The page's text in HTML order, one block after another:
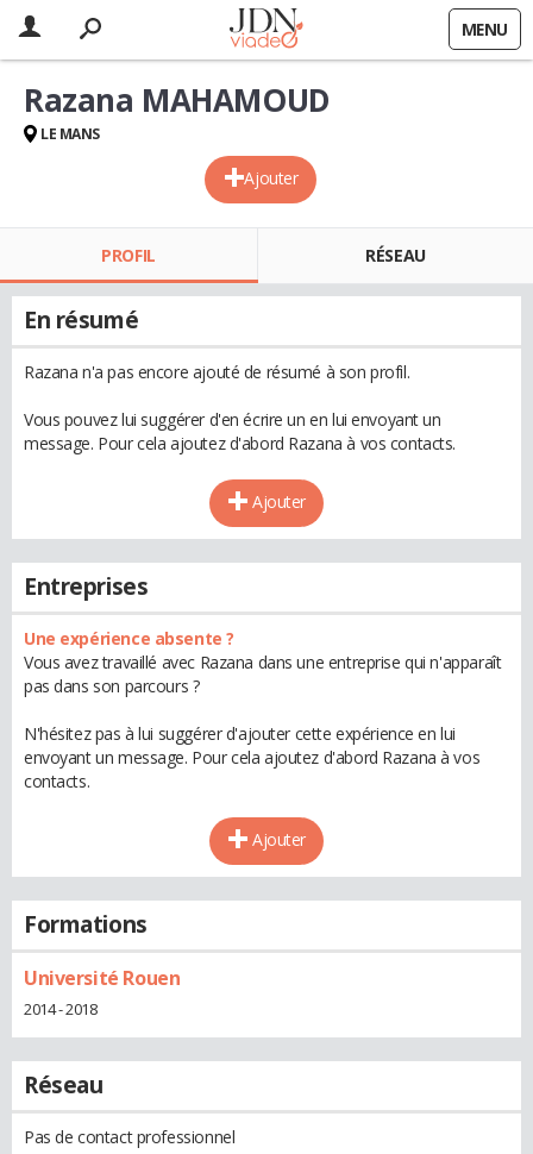
MENU
Ajouter
Razana MAHAMOUD
LE MANS
PROFIL RÉSEAU
En résumé
Razana n'a pas encore ajouté de résumé à son profil.
Vous pouvez lui suggérer d'en écrire un en lui envoyant un
message. Pour cela ajoutez d'abord Razana à vos contacts.
Ajouter
Entreprises
Une expérience absente ?
Vous avez travaillé avec Razana dans une entreprise qui n'apparaît
pas dans son parcours ?
N'hésitez pas à lui suggérer d'ajouter cette expérience en lui
envoyant un message. Pour cela ajoutez d'abord Razana à vos
contacts.
Ajouter
Formations
Université Rouen
2014 - 2018
Réseau
Pas de contact professionnel